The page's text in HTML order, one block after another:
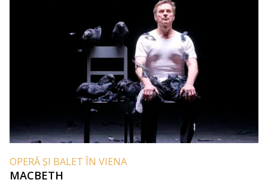
OPERĂ ȘI BALET ÎN VIENA
MACBETH